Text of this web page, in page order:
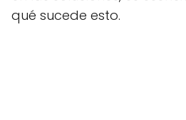
qué sucede esto.